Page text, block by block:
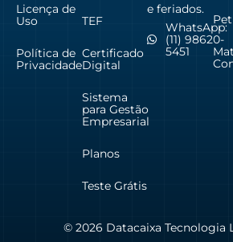
Licença de
Uso
Política de
Privacidade
TEF
Certificado
Digital
Sistema
para Gestão
Empresarial
Planos
Teste Grátis
e feriados.
WhatsApp:
(11) 98620-
5451
© 2026 Datacaixa Tecnologia